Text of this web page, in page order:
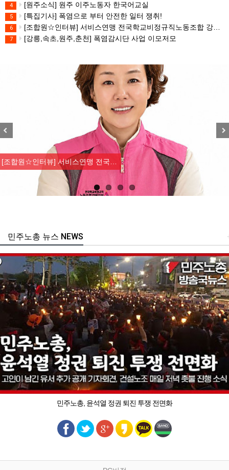
4 [원주소식] 원주 이주노동자 한국어교실
5 [특집기사] 폭염으로 부터 안전한 일터 쟁취!
6 [조합원☆인터뷰] 서비스연맹 전국학교비정규직노동조합 강원지부 김유미 춘천지회장
7 [강릉,속초,원주,춘천] 폭염감시단 사업 이모저모
[조합원☆인터뷰] 서비스연맹 전국…
주노총 뉴스 NEWS
민주노총, 윤석열 정권 퇴진 투쟁 전면화